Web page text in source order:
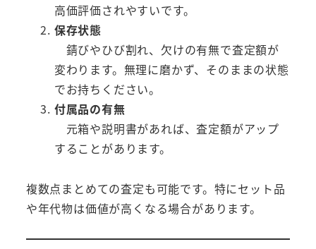
高価評価されやすいです。
保存状態
錆びやひび割れ、欠けの有無で査定額が
変わります。無理に磨かず、そのままの状態
でお持ちください。
付属品の有無
元箱や説明書があれば、査定額がアップ
することがあります。
複数点まとめての査定も可能です。特にセット品
や年代物は価値が高くなる場合があります。